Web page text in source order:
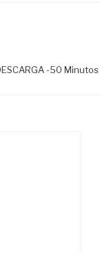
-50